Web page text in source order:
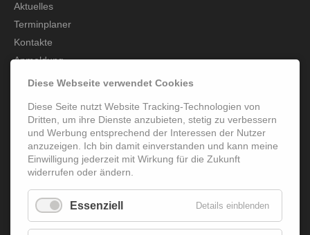
Aktuelles
Terminplaner
Kontakte
Anmeldung
Beitragsordnung
Abteilungen
Fussball
Handball
Leichtathletik
Schach
Diese Webseite verwendet Cookies
Diese Seite nutzt Website Tracking-Technologien von
Dritten, um ihre Dienste anzubieten, stetig zu verbessern
und Werbung entsprechend der Interessen der Nutzer
anzuzeigen. Ich bin damit einverstanden und kann meine
Einwilligung jederzeit mit Wirkung für die Zukunft
widerrufen oder ändern.
Essenziell Details einblenden